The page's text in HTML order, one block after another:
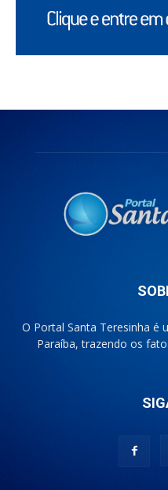
O Portal Santa Teresinha é
Paraíba, trazendo os